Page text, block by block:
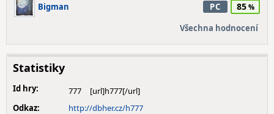
Bigman PC 85
Všechna hodnocení
Statistiky
Id hry:
777
Odkaz:
http://dbher.cz/h777